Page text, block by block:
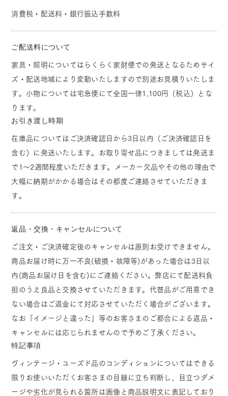
消費税・配送料・銀行振込手数料
ご配送料について
家具・照明についてはらくらく家財便での発送となるためサイ
ズ・配送地域により変動いたしますので別途お見積りいたしま
す。小物については宅急便にて全国一律1,100円（税込）とな
ります。
お引き渡し時期
在庫品についてはご決済確認日から3日以内（ご決済確認日を
含む）に発送いたします。お取り寄せ品につきましては発送ま
で1～2週間程度いただきます。メーカー欠品やその他の理由で
大幅に納期がかかる場合はその都度ご連絡させていただきま
す。
返品・交換・キャンセルについて
ご注文・ご決済確定後のキャンセルは原則お受けできません。
商品お届け時に万一不良(破損・故障等)があった場合は3日以
内(商品お届け日を含む)にご連絡ください。弊店にて配送料負
担のうえ良品と交換させていただきます。代替品がご用意でき
ない場合はご返金にて対応させていただく場合がございます。
なお「イメージと違った」等のお客さまのご都合による返品・
キャンセルには応じられませんので予めご了承ください。
特記事項
ヴィンテージ・ユーズド品のコンディションについてはできる
限りお使いいただくお客さまの目線に立ち判断し、目立つダメ
ージや劣化が見られる箇所は画像と商品説明文に表記しており